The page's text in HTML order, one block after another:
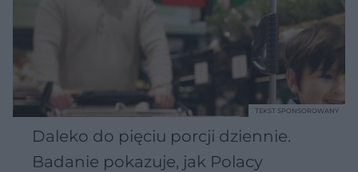
Daleko do pięciu porcji dziennie.
Badanie pokazuje, jak Polacy
TEKST SPONSOROWANY